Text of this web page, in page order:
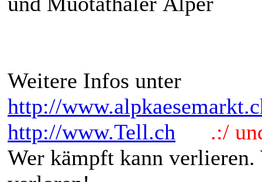
Weitere Infos unter
http://
http://www.Tell.ch
.:/
Wer kämpft kann